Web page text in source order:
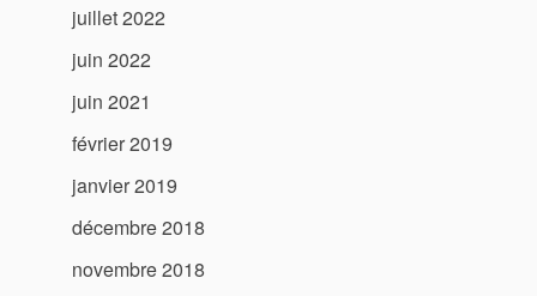
juillet 2022
juin 2022
juin 2021
février 2019
janvier 2019
décembre 2018
novembre 2018